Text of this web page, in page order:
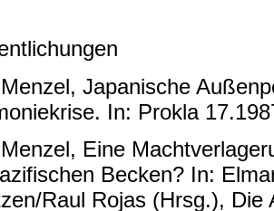
Japanische
In: Prokla
Eine
Becken? In:
Raul Rojas (Hrsg.),